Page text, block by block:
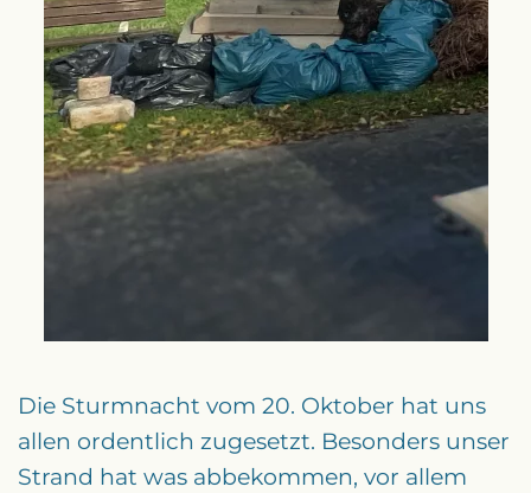
Die Sturmnacht vom 20. Oktober hat uns
allen ordentlich zugesetzt. Besonders unser
Strand hat was abbekommen, vor allem